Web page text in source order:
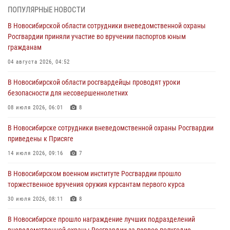
При силовой поддержке бойцов ОМОН и СОБР Росгвардии
пресечена деятельность группы лиц, причастных к мошенничеству
в сфере страхования
В Новосибирске сотрудниками вневедомственной охраны
Росгвардии задержан гражданин, находящийся в розыске
В Новосибирске военнослужащие отряда спецназа «Ермак»
Росгвардии провели занятия по беспарашютному десантированию
В Новосибирске военнослужащие Росгвардии почтили память детей
– жертв войны в Донбассе
ПОПУЛЯРНЫЕ НОВОСТИ
В Новосибирской области сотрудники вневедомственной охраны
Росгвардии приняли участие во вручении паспортов юным
гражданам
04 августа 2026, 04:52
В Новосибирской области росгвардейцы проводят уроки
безопасности для несовершеннолетних
08 июля 2026, 06:01 8
В Новосибирске сотрудники вневедомственной охраны Росгвардии
приведены к Присяге
14 июля 2026, 09:16 7
В Новосибирском военном институте Росгвардии прошло
торжественное вручения оружия курсантам первого курса
30 июля 2026, 08:11 8
В Новосибирске прошло награждение лучших подразделений